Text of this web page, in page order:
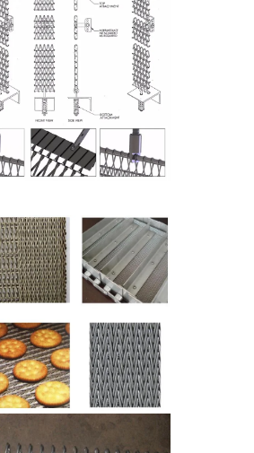
karat
Lebah
Surya